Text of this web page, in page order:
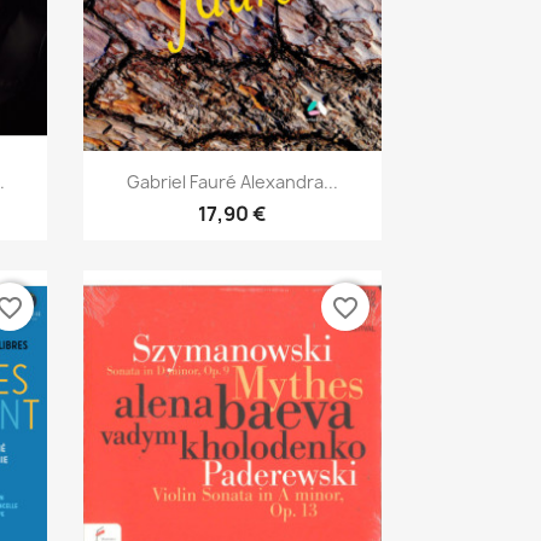
Aperçu rapide
Gabriel Fauré Alexandra...
17,90 €
favorite_border